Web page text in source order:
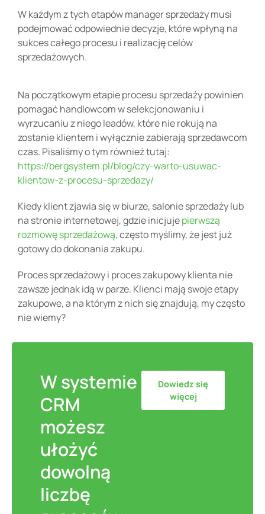
W każdym z tych etapów manager sprzedaży musi
podejmować odpowiednie decyzje, które wpłyną na
sukces całego procesu i realizację celów
sprzedażowych.
Na początkowym etapie procesu sprzedaży powinien
pomagać handlowcom w selekcjonowaniu i
wyrzucaniu z niego leadów, które nie rokują na
zostanie klientem i wyłącznie zabierają sprzedawcom
czas. Pisaliśmy o tym również tutaj:
https://bergsystem.pl/blog/czy-warto-usuwac-
klientow-z-procesu-sprzedazy/
Kiedy klient zjawia się w biurze, salonie sprzedaży lub
na stronie internetowej, gdzie inicjujepierwszą
rozmowę sprzedażową, często myślimy, że jest już
gotowy do dokonania zakupu.
Proces sprzedażowy i proces zakupowy klienta nie
zawsze jednak idą w parze. Klienci mają swoje etapy
zakupowe, a na którym z nich się znajdują, my często
nie wiemy?
W systemie
CRM
możesz
ułożyć
dowolną
liczbę
Dowiedz się
więcej